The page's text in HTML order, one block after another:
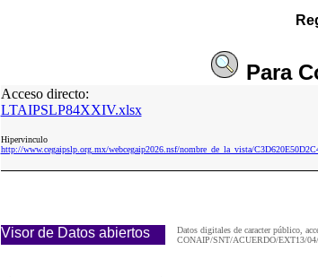
Para
Acceso directo:
LTAIPSLP84XXIV.xlsx
Hipervinculo
http://www.cegaipslp.org.mx/webcegaip2026.nsf/nombre_de_la_vista/
Visor de Datos abiertos
Datos digitales de caracter público,
CONAIP/SNT/ACUERDO/EXT13/